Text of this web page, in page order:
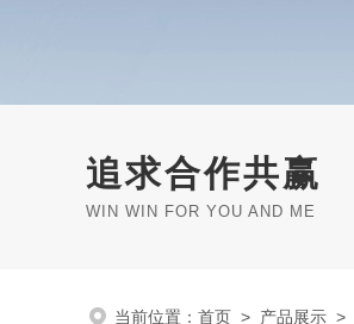
追求合作共赢
WIN WIN FOR YOU AND ME
当前位置： 首页 > 产品展示 >